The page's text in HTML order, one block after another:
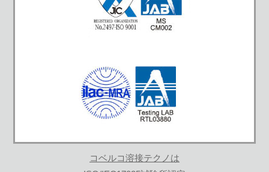
コベルコ溶接テクノは